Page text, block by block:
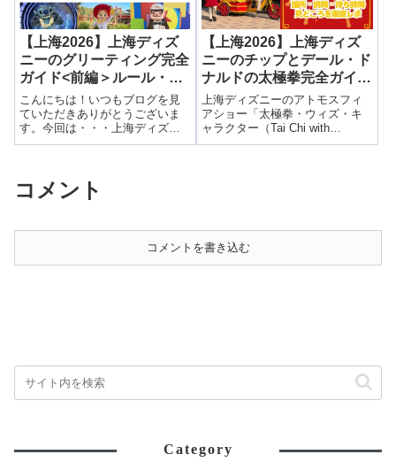
【上海2026】上海ディズ
ニーのグリーティング完全
ガイド<前編＞ルール・場
所・待ち時間まで徹底解
説！
こんにちは！いつもブログを見
ていただきありがとうございま
す。今回は・・・上海ディズニ
ーのグリーティング完全ガイド<
どが楽しめるミッキー＆パル
ズ・マーケット・カフェを紹介
【上海2026】上海ディズ
ニーのチップとデール・ド
ナルドの太極拳完全ガイ
ド！場所・時間・待ち時
間・見どころを徹底レポ
上海ディズニーのアトモスフィ
アショー「太極拳・ウィズ・キ
ャラクター（Tai Chi with
Character）」を徹底レポ。開催
コメント
コメントを書き込む
Category